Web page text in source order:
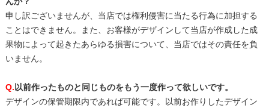
申し訳ございませんが、当店では権利侵害に当たる行為に加担する
ことはできません。また、お客様がデザインして当店が作成した成
果物によって起きたあらゆる損害について、当店ではその責任を負
いません。
Q.以前作ったものと同じものをもう一度作って欲しいです。
デザインの保管期限内であれば可能です。以前お作りしたデザイン